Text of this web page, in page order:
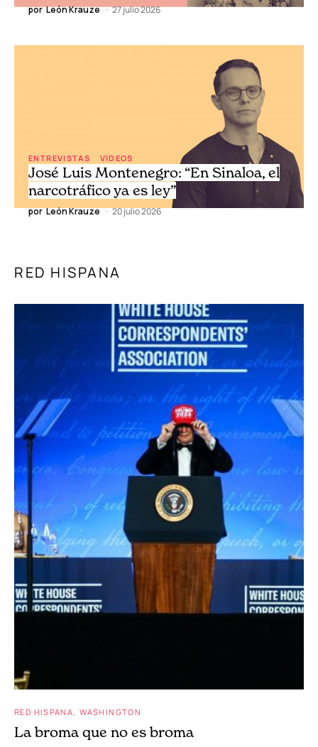
por León Krauze 27 julio 2026
ENTREVISTAS VIDEOS
José Luis Montenegro: “En Sinaloa, el
narcotráfico ya es ley”
por León Krauze 20 julio 2026
RED HISPANA
RED HISPANA WASHINGTON
La broma que no es broma